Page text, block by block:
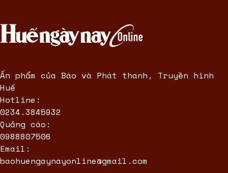
Ấn phẩm của Báo và Phát thanh, Truyền hình
Huế
Hotline:
0234.3845932
Quảng cáo:
0988807506
Email:
baohuengaynayonline@gmail.com